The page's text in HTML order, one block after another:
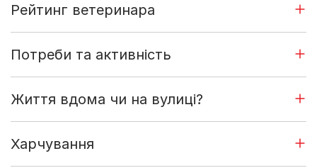
Рейтинг ветеринара
Потреби та активність
Життя вдома чи на вулиці?
Харчування